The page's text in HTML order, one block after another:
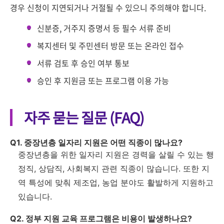
경우 신청이 지연되거나 거절될 수 있으니 주의해야 합니다.
신분증, 거주지 증명서 등 필수 서류 준비
복지센터 및 주민센터 방문 또는 온라인 접수
서류 검토 후 승인 여부 통보
승인 후 지원금 또는 프로그램 이용 가능
자주 묻는 질문 (FAQ)
Q1. 중장년층 일자리 지원은 어떤 직종이 많나요?
중장년층을 위한 일자리 지원은 경력을 살릴 수 있는 행
정직, 상담직, 사회복지 관련 직종이 많습니다. 또한 지
역 특성에 맞춰 제조업, 농업 분야도 활발하게 지원하고
있습니다.
Q2. 정부 지원 교육 프로그램은 비용이 발생하나요?